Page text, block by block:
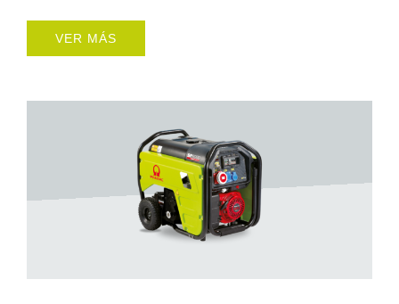
VER MÁS